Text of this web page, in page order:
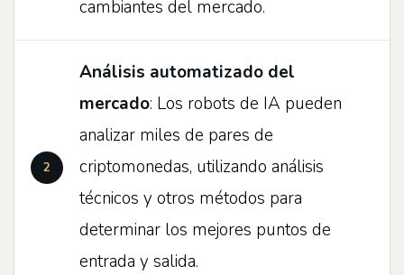
cambiantes del mercado.
Análisis automatizado del
mercado: Los robots de IA pueden
analizar miles de pares de
criptomonedas, utilizando análisis
técnicos y otros métodos para
determinar los mejores puntos de
entrada y salida.